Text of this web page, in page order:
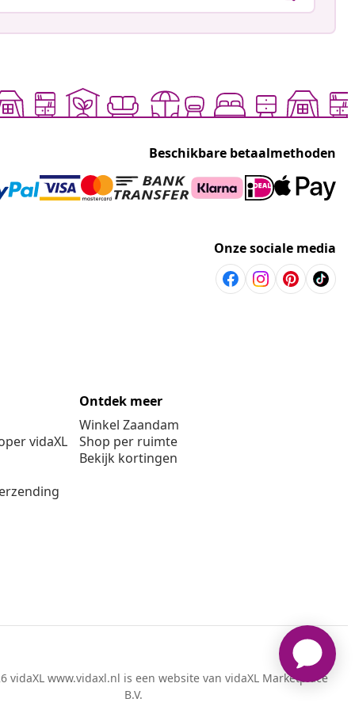
Beschikbare betaalmethoden
Onze sociale media
vidaXL
Ontdek meer
Winkel Zaandam
Shop per ruimte
Bekijk kortingen
vidaXL www.vidaxl.nl is een website van vidaXL Marketplace
B.V.